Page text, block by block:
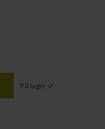
På lager